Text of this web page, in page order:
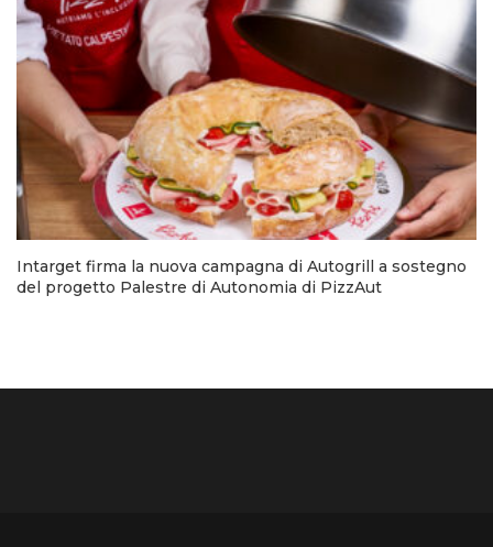
Intarget firma la nuova campagna di Autogrill a sostegno
del progetto Palestre di Autonomia di PizzAut